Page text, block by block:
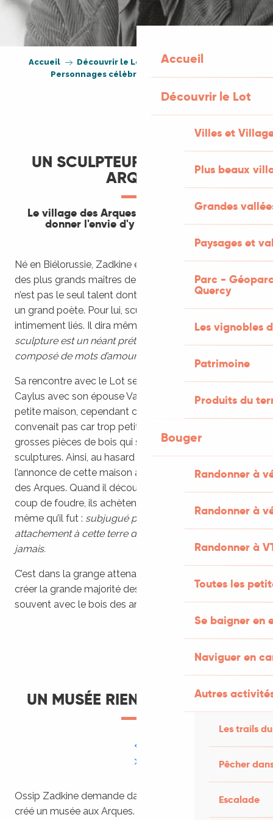
Accueil
Découvrir le Lot
Villes et
Plus beaux
Grandes
Paysages et
Parc -
Quercy
Les vignobles
Patrimoine
Produits du
Bouger
Randonner à
Randonner à
Randonner à
Toutes les
Se baigner en
Naviguer en
Autres
Les trails
Pêcher
Escalade
Accueil Découvrir le Lot
Ils aiment le Lot
Personnages célèbres
UN SCULPTEUR CUBISTE AUX
ARQUES
Le village des Arques a su le charmer et lui
donner l'envie d'y pratiquer son art.
Né en Biélorussie, Zadkine est considéré comme l’un
des plus grands maîtres de la sculpture
cubiste
. Ce
n’est pas le seul talent dont il dispose, c’est également
un grand poète. Pour lui, sculpture et poésie étaient
intimement liés. Il dira même : «
Le langage de la
sculpture est un néant prétentieux s’il n’est pas
composé de mots d’amour et de poésie. »
Sa rencontre avec le Lot se fait en 1934. Il vivait à
Caylus avec son épouse Valentine Prax dans une
petite maison, cependant cette dernière ne lui
convenait pas car trop petite pour accueillir les
grosses pièces de bois qui serviraient de base à ses
sculptures. Ainsi, au hasard de ses lectures, il voit
l’annonce de cette maison à vendre dans le village
des Arques. Quand il découvre le village c’est un vrai
coup de foudre, ils achètent la maison. L’histoire dira
même qu’il fut : subjugué par les lieux, son
attachement à cette terre du Quercy ne se démentira
jamais.
C’est dans la grange attenante à la maison qu’il va
créer la grande majorité des œuvres les plus célèbres,
souvent avec le bois des arbres du Quercy.
UN MUSÉE RIEN QUE POUR LUI
Ossip Zadkine demande dans son testament, que soit
créé un musée aux Arques.